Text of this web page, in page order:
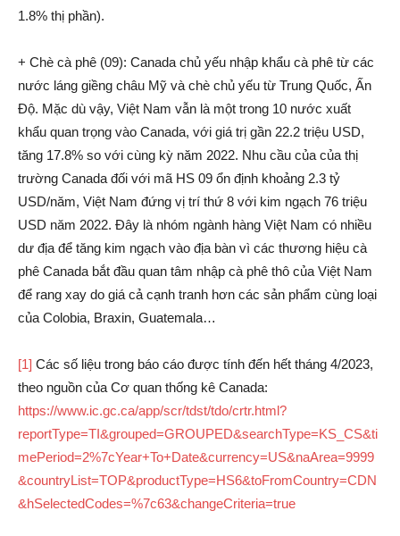
1.8% thị phần).
+ Chè cà phê (09): Canada chủ yếu nhập khẩu cà phê từ các
nước láng giềng châu Mỹ và chè chủ yếu từ Trung Quốc, Ấn
Độ. Mặc dù vậy, Việt Nam vẫn là một trong 10 nước xuất
khẩu quan trọng vào Canada, với giá trị gần 22.2 triệu USD,
tăng 17.8% so với cùng kỳ năm 2022. Nhu cầu của của thị
trường Canada đối với mã HS 09 ổn định khoảng 2.3 tỷ
USD/năm, Việt Nam đứng vị trí thứ 8 với kim ngạch 76 triệu
USD năm 2022. Đây là nhóm ngành hàng Việt Nam có nhiều
dư địa để tăng kim ngạch vào địa bàn vì các thương hiệu cà
phê Canada bắt đầu quan tâm nhập cà phê thô của Việt Nam
để rang xay do giá cả cạnh tranh hơn các sản phẩm cùng loại
của Colobia, Braxin, Guatemala…
[1] Các số liệu trong báo cáo được tính đến hết tháng 4/2023,
theo nguồn của Cơ quan thống kê Canada:
https://www.ic.gc.ca/app/scr/tdst/tdo/crtr.html?
reportType=TI&grouped=GROUPED&searchType=KS_CS&ti
mePeriod=2%7cYear+To+Date&currency=US&naArea=9999
&countryList=TOP&productType=HS6&toFromCountry=CDN
&hSelectedCodes=%7c63&changeCriteria=true